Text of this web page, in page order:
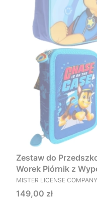
Zestaw do
Worek Piórnik z
PRODUCENT
MISTER LICENSE
Cena
149,00 zł